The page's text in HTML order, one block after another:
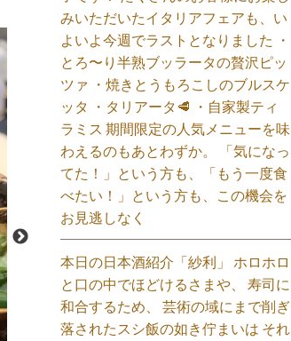
みいただいたイタリアフェアも、い
よいよ今週でラストとなりました ・
とろ〜り半熟ブッラータの贅沢ピッ
ツァ ・焼きとうもろこしのブルスケ
ッタ ・タリアータ🥩 ・自家製ティ
ラミス 期間限定の人気メニューを味
わえるのもあとわずか。 「気になっ
てた！」という方も、「もう一度食
べたい！」という方も、この機会を
お見逃しなく⁡
本日の日本酒紹介「紗利」 ホロホロ
と口の中でほどけるさまや、 寿司に
和合するため、 芸術の域にまで削ぎ
落されたスシ飯の如き佇まいは それ